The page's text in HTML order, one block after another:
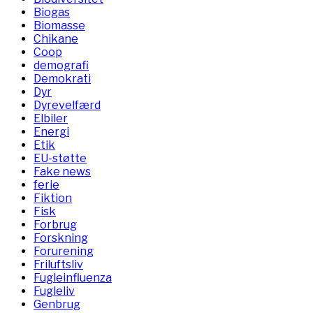
Biogas
Biomasse
Chikane
Coop
demografi
Demokrati
Dyr
Dyrevelfærd
Elbiler
Energi
Etik
EU-støtte
Fake news
ferie
Fiktion
Fisk
Forbrug
Forskning
Forurening
Friluftsliv
Fugleinfluenza
Fugleliv
Genbrug